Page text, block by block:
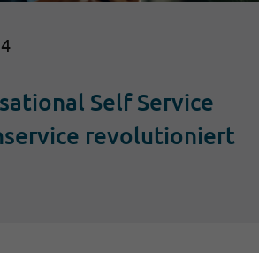
Self Service
revolutioniert